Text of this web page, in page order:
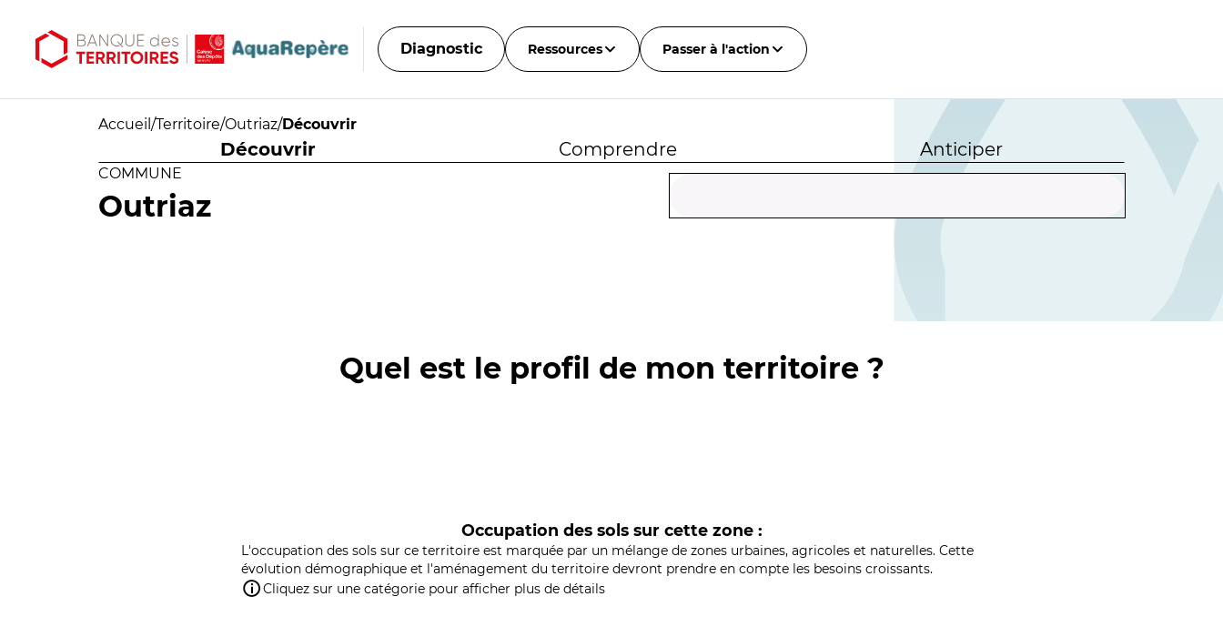
Diagnostic Ressources Passer à l'action
Accueil /Territoire/Outriaz/Découvrir
Découvrir Comprendre Anticiper
COMMUNE
Outriaz
Quel est le profil de mon territoire ?
Occupation des sols sur cette zone :
L'occupation des sols sur ce territoire est marquée par un mélange de zones urbaines, agricoles et naturelles. Cette
évolution démographique et l'aménagement du territoire devront prendre en compte les besoins croissants.
Cliquez sur une catégorie pour afficher plus de détails